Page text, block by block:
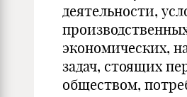
деятельности,
экономических,
задач, стоящих
обществом,